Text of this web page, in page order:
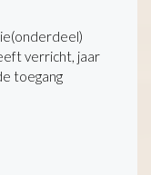
verricht, jaar
toegang